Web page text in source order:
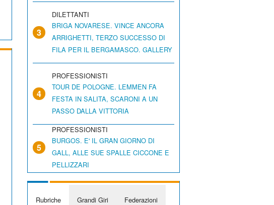
3
DILETTANTI
BRIGA NOVARESE. VINCE ANCORA
ARRIGHETTI, TERZO SUCCESSO DI
FILA PER IL BERGAMASCO. GALLERY
4
PROFESSIONISTI
TOUR DE POLOGNE. LEMMEN FA
FESTA IN SALITA, SCARONI A UN
PASSO DALLA VITTORIA
5
PROFESSIONISTI
BURGOS. E' IL GRAN GIORNO DI
GALL, ALLE SUE SPALLE CICCONE E
PELLIZZARI
Rubriche Grandi Giri Federazioni